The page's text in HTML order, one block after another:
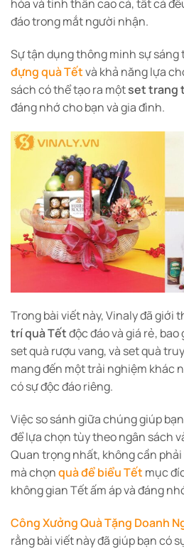
hóa và tinh thần cao cả, tất cả
đáo trong mắt người nhận.
Sự tận dụng thông minh sự sáng
đựng quà Tếtvà khả năng lựa
sách có thể tạo ra mộtset trang
đáng nhớ cho bạn và gia đình.
Trong bài viết này, Vinaly đã giới
trí quà Tếtđộc đáo và giá rẻ,
set quà rượu vang, và set quà
mang đến một trải nghiệm khác
có sự độc đáo riêng.
Việc so sánh giữa chúng giúp
để lựa chọn tùy theo ngân sách
Quan trọng nhất, không cần
mà chọnquà để biểu Tết mục
không gian Tết ấm áp và đáng
Công Xưởng Quà Tặng Doanh
rằng bài viết này đã giúp bạn có